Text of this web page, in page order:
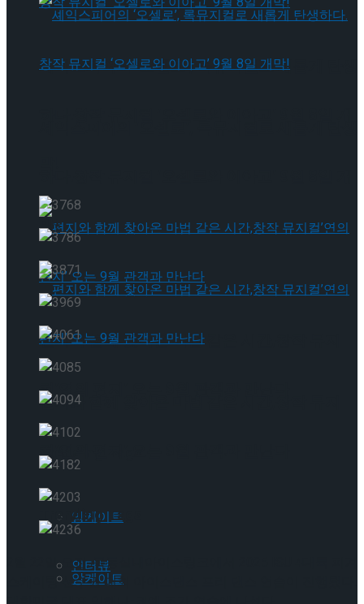
셰익스피어의 ‘오셀로’, 록뮤지컬로 새롭게 탄생
편지와 함께 찾아온 마법 같은 시간,창작 뮤지
컬’연의 편지’ 오는 9월 관객과 만난다
Trending Tags
앙케이트
인터뷰
막!
편지와 함께 찾아온 마법 같은 시간,창작 뮤지
컬’연의 편지’ 오는 9월 관객과 만난다
Trending Tags
앙케이트
2월 22일 오전, 목동실내아이스링크에서 2025 ISU 4대륙 피겨
스케이팅 선수권 대회 아이스댄스 프리 댄스 연습이 진행됐다.